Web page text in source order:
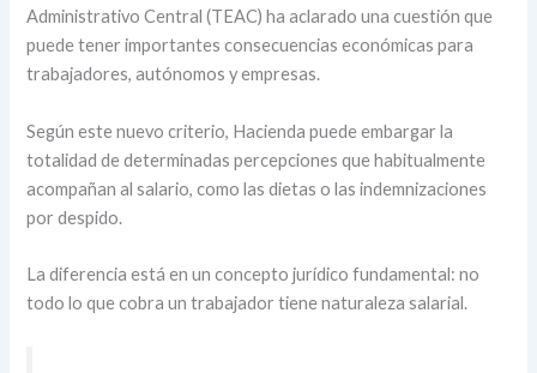
Administrativo Central (TEAC) ha aclarado una cuestión que
puede tener importantes consecuencias económicas para
trabajadores, autónomos y empresas.
Según este nuevo criterio, Hacienda puede embargar la
totalidad de determinadas percepciones que habitualmente
acompañan al salario, como las dietas o las indemnizaciones
por despido.
La diferencia está en un concepto jurídico fundamental: no
todo lo que cobra un trabajador tiene naturaleza salarial.